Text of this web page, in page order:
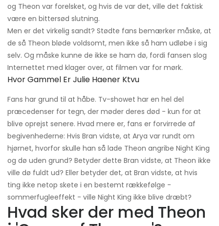
og Theon var forelsket, og hvis de var det, ville det faktisk
være en bittersød slutning.
Men er det virkelig sandt? Stødte fans bemærker måske, at
de så Theon bløde voldsomt, men ikke så ham udløbe i sig
selv. Og måske kunne de ikke se ham dø, fordi fansen slog
Internettet med klager over, at filmen var for mørk.
Hvor Gammel Er Julie Haener Ktvu
Fans har grund til at håbe. Tv-showet har en hel del
præcedenser for tegn, der møder deres død - kun for at
blive oprejst senere. Hvad mere er, fans er forvirrede af
begivenhederne: Hvis Bran vidste, at Arya var rundt om
hjørnet, hvorfor skulle han så lade Theon angribe Night King
og dø uden grund? Betyder dette Bran vidste, at Theon ikke
ville dø fuldt ud? Eller betyder det, at Bran vidste, at hvis
ting ikke netop skete i en bestemt rækkefølge -
sommerfugleeffekt - ville Night King ikke blive dræbt?
Hvad sker der med Theon